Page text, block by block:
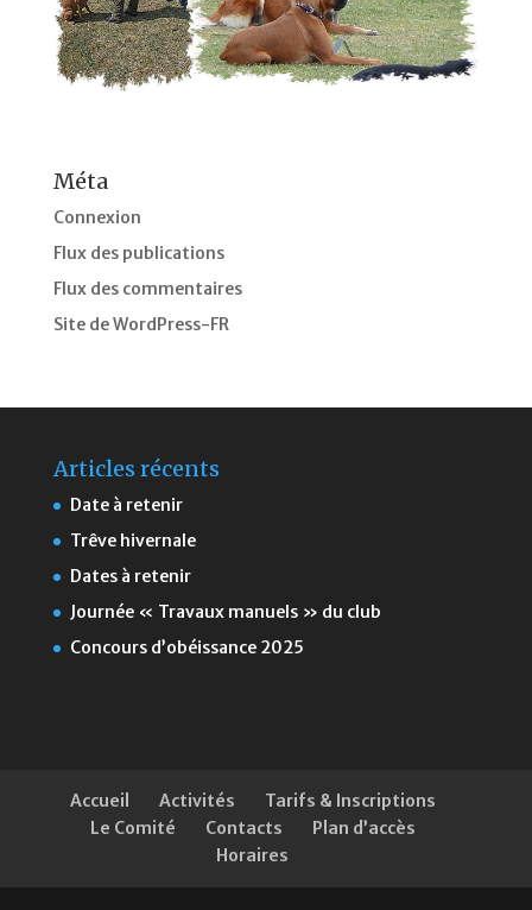
Méta
Connexion
Flux des publications
Flux des commentaires
Site de WordPress-FR
Articles récents
Date à retenir
Trêve hivernale
Dates à retenir
Journée « Travaux manuels » du club
Concours d’obéissance 2025
Accueil Activités
Tarifs & Inscriptions
Le Comité
Contacts
Plan d’accès
Horaires